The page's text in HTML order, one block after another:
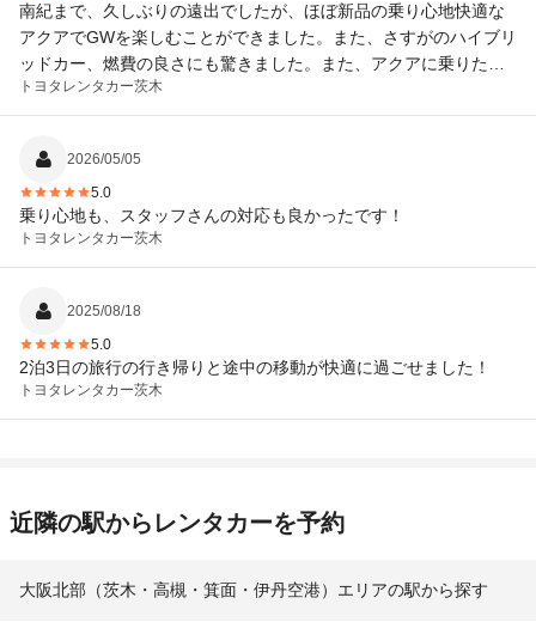
南紀まで、久しぶりの遠出でしたが、ほぼ新品の乗り心地快適な
アクアでGWを楽しむことができました。また、さすがのハイブリ
ッドカー、燃費の良さにも驚きました。また、アクアに乗りたい
です！
トヨタレンタカー茨木
2026/05/05
5.0
乗り心地も、スタッフさんの対応も良かったです！
トヨタレンタカー茨木
2025/08/18
5.0
2泊3日の旅行の行き帰りと途中の移動が快適に過ごせました！
トヨタレンタカー茨木
近隣の駅からレンタカーを予約
大阪北部（茨木・高槻・箕面・伊丹空港）エリアの駅から探す